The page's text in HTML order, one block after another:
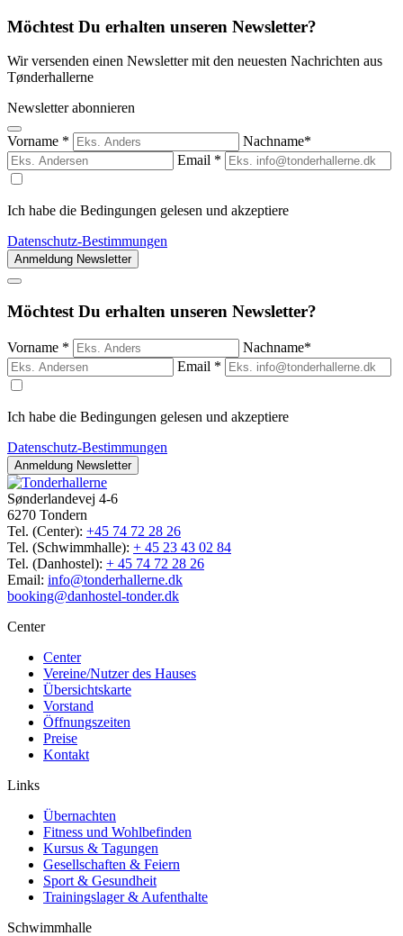
Möchtest Du erhalten unseren Newsletter?
Wir versenden einen Newsletter mit den neuesten Nachrichten aus
Tønderhallerne
Newsletter abonnieren
Vorname *
Nachname*
Email *
Ich habe die Bedingungen gelesen und akzeptiere
Datenschutz-Bestimmungen
Möchtest Du erhalten unseren Newsletter?
Vorname *
Nachname*
Email *
Ich habe die Bedingungen gelesen und akzeptiere
Datenschutz-Bestimmungen
Sønderlandevej 4-6
6270 Tondern
Tel. (Center): +45 74 72 28 26
Tel. (Schwimmhalle): + 45 23 43 02 84
Tel. (Danhostel): + 45 74 72 28 26
Email: info@tonderhallerne.dk
booking@danhostel-tonder.dk
Center
Center
Vereine/Nutzer des Hauses
Übersichtskarte
Vorstand
Öffnungszeiten
Preise
Kontakt
Links
Übernachten
Fitness und Wohlbefinden
Kursus & Tagungen
Gesellschaften & Feiern
Sport & Gesundheit
Trainingslager & Aufenthalte
Schwimmhalle